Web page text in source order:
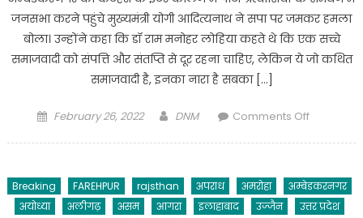
:
अखिलेश
यादव
जनसभा करने पहुंचे मुख्यमंत्री योगी आदित्यनाथ ने सपा पर जमकर हमला
बोला। उन्होंने कहा कि डॉ राम मनोहर लोहिया कहते थे कि एक सच्चे
समाजवादी को संपत्ति और संतप्ति से दूर रहना चाहिए, लेकिन ये जो कथित
समाजवादी है, इनका नारा है सबका […]
Posted
February 26, 2022 Author
DNM Comments Offon
:
सपा
Breaking FAREHPUR rajsthan अपराध अमरोहा
अम्बेडकरनगर
अयोध्या
अलीगढ़ असम आगरा इलाहाबाद उज्जैन
उत्तर प्रदेश